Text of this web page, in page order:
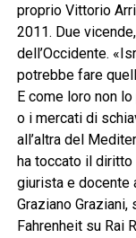
proprio Vittorio
2011. Due
dell’Occidente.
potrebbe fare
E come loro non
o i mercati di
all’altra del
ha toccato il diritto
giurista e docente
Graziano
Fahrenheit su Rai